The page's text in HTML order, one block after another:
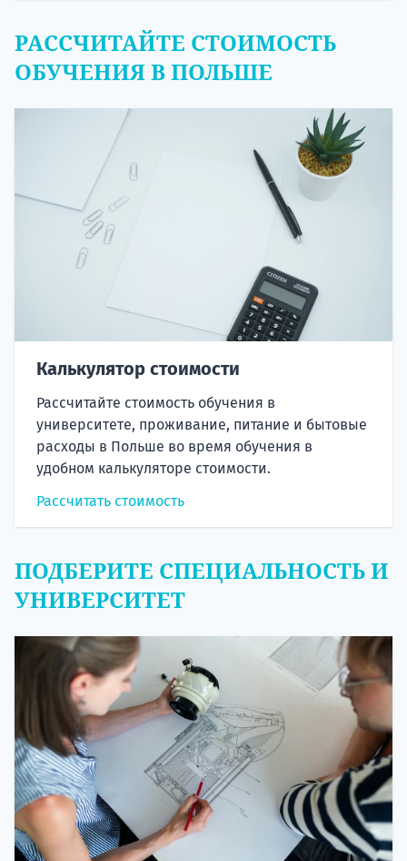
РАССЧИТАЙТЕ СТОИМОСТЬ
ОБУЧЕНИЯ В ПОЛЬШЕ
Калькулятор стоимости
Рассчитайте стоимость обучения в
университете, проживание, питание и бытовые
расходы в Польше во время обучения в
удобном калькуляторе стоимости.
Рассчитать стоимость
ПОДБЕРИТЕ СПЕЦИАЛЬНОСТЬ И
УНИВЕРСИТЕТ